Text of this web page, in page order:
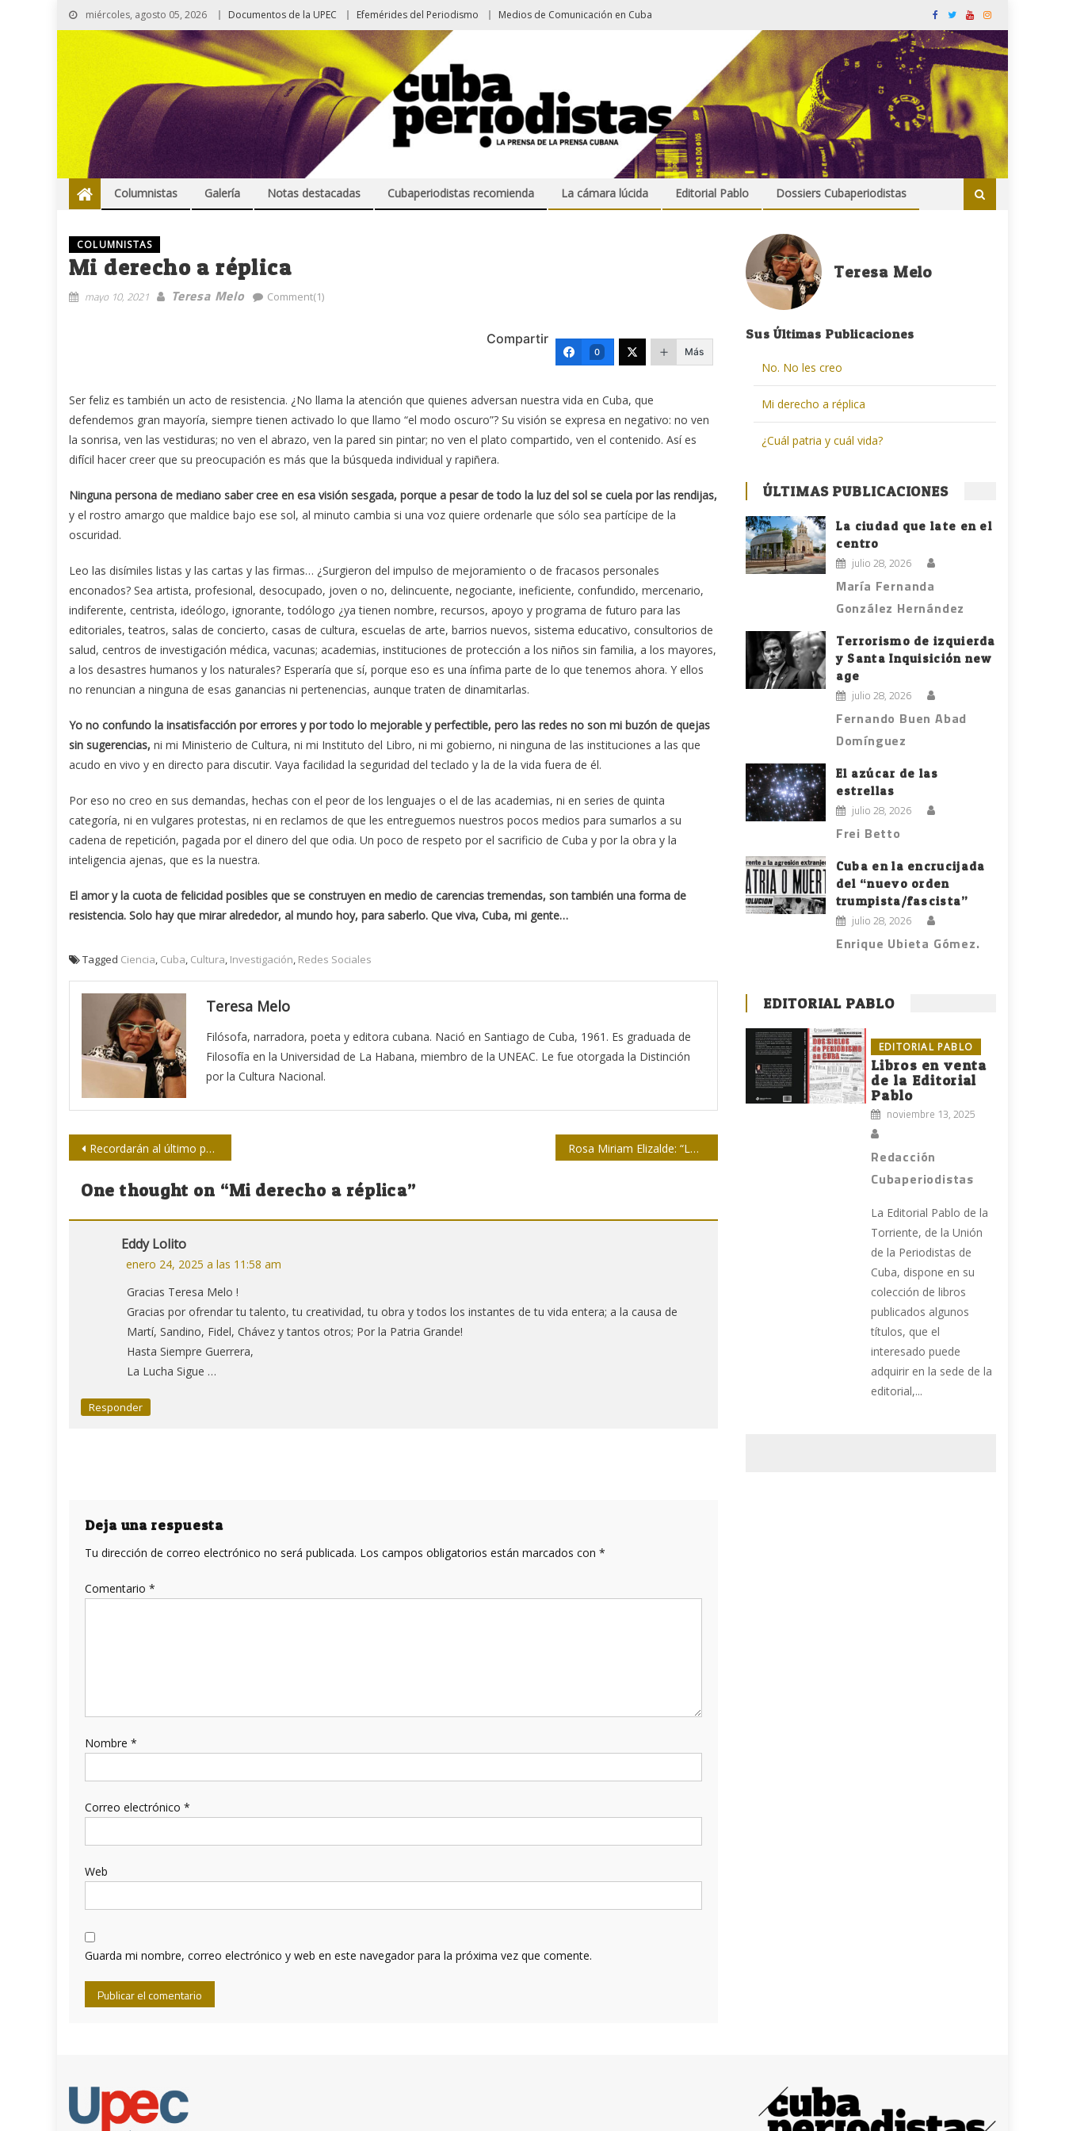
miércoles, agosto 05, 2026 Documentos de la UPEC Efemérides del Periodismo Medios de Comunicación en Cuba
Columnistas Galería Notas destacadas Cubaperiodistas recomienda La cámara lúcida Editorial Pablo Dossiers Cubaperiodistas
COLUMNISTAS
Mi derecho a réplica
mayo 10, 2021 Teresa Melo Comment(1)
Compartir
0 Más
Ser feliz es también un acto de resistencia. ¿No llama la atención que quienes adversan nuestra vida en Cuba, que
defendemos gran mayoría, siempre tienen activado lo que llamo “el modo oscuro”? Su visión se expresa en negativo: no ven
la sonrisa, ven las vestiduras; no ven el abrazo, ven la pared sin pintar; no ven el plato compartido, ven el contenido. Así es
difícil hacer creer que su preocupación es más que la búsqueda individual y rapiñera.
Ninguna persona de mediano saber cree en esa visión sesgada, porque a pesar de todo la luz del sol se cuela por las rendijas,
y el rostro amargo que maldice bajo ese sol, al minuto cambia si una voz quiere ordenarle que sólo sea partícipe de la
oscuridad.
Leo las disímiles listas y las cartas y las firmas… ¿Surgieron del impulso de mejoramiento o de fracasos personales
enconados? Sea artista, profesional, desocupado, joven o no, delincuente, negociante, ineficiente, confundido, mercenario,
indiferente, centrista, ideólogo, ignorante, todólogo ¿ya tienen nombre, recursos, apoyo y programa de futuro para las
editoriales, teatros, salas de concierto, casas de cultura, escuelas de arte, barrios nuevos, sistema educativo, consultorios de
salud, centros de investigación médica, vacunas; academias, instituciones de protección a los niños sin familia, a los mayores,
a los desastres humanos y los naturales? Esperaría que sí, porque eso es una ínfima parte de lo que tenemos ahora. Y ellos
no renuncian a ninguna de esas ganancias ni pertenencias, aunque traten de dinamitarlas.
Yo no confundo la insatisfacción por errores y por todo lo mejorable y perfectible, pero las redes no son mi buzón de quejas
sin sugerencias, ni mi Ministerio de Cultura, ni mi Instituto del Libro, ni mi gobierno, ni ninguna de las instituciones a las que
acudo en vivo y en directo para discutir. Vaya facilidad la seguridad del teclado y la de la vida fuera de él.
Por eso no creo en sus demandas, hechas con el peor de los lenguajes o el de las academias, ni en series de quinta
categoría, ni en vulgares protestas, ni en reclamos de que les entreguemos nuestros pocos medios para sumarlos a su
cadena de repetición, pagada por el dinero del que odia. Un poco de respeto por el sacrificio de Cuba y por la obra y la
inteligencia ajenas, que es la nuestra.
El amor y la cuota de felicidad posibles que se construyen en medio de carencias tremendas, son también una forma de
resistencia. Solo hay que mirar alrededor, al mundo hoy, para saberlo. Que viva, Cuba, mi gente…
Tagged Ciencia, Cuba, Cultura, Investigación, Redes Sociales
Teresa Melo
Filósofa, narradora, poeta y editora cubana. Nació en Santiago de Cuba, 1961. Es graduada de
Filosofía en la Universidad de La Habana, miembro de la UNEAC. Le fue otorgada la Distinción
por la Cultura Nacional.
Navegación
de
Recordarán al último periodista asesinado en Cuba: el joven ecuatoriano Carlos Bastidas Argüello Rosa Miriam Elizalde: “La Jiribilla me cambió la vida”
One thought on “Mi derecho a réplica”
Eddy Lolito
enero 24, 2025 a las 11:58 am
Gracias Teresa Melo !
Gracias por ofrendar tu talento, tu creatividad, tu obra y todos los instantes de tu vida entera; a la causa de
Martí, Sandino, Fidel, Chávez y tantos otros; Por la Patria Grande!
Hasta Siempre Guerrera,
La Lucha Sigue …
Responder
Deja una respuesta
Tu dirección de correo electrónico no será publicada. Los campos obligatorios están marcados con *
Comentario *
Nombre *
Correo electrónico *
Web
Guarda mi nombre, correo electrónico y web en este navegador para la próxima vez que comente.
Teresa Melo
Sus Últimas Publicaciones
No. No les creo
Mi derecho a réplica
¿Cuál patria y cuál vida?
ÚLTIMAS PUBLICACIONES
La ciudad que late en el
centro
julio 28, 2026
María Fernanda
González Hernández
Terrorismo de izquierda
y Santa Inquisición new
age
julio 28, 2026
Fernando Buen Abad
Domínguez
El azúcar de las
estrellas
julio 28, 2026
Frei Betto
Cuba en la encrucijada
del “nuevo orden
trumpista/fascista”
julio 28, 2026
Enrique Ubieta Gómez.
EDITORIAL PABLO
EDITORIAL PABLO
Libros en venta
de la Editorial
Pablo
noviembre 13, 2025
Redacción
Cubaperiodistas
La Editorial Pablo de la
Torriente, de la Unión
de la Periodistas de
Cuba, dispone en su
colección de libros
publicados algunos
títulos, que el
interesado puede
adquirir en la sede de la
editorial,...